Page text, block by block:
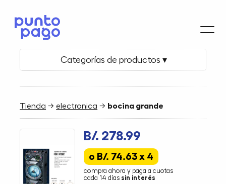
Categorías de productos ▾
Tienda →electronica → bocina grande
B/. 278.99
o B/. 74.63 x 4
compra ahora y paga a cuotas
cada 14 días sin interés